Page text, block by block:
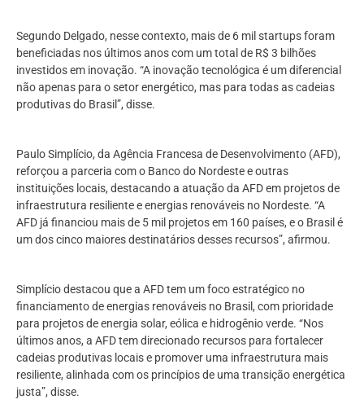
Segundo Delgado, nesse contexto, mais de 6 mil startups foram
beneficiadas nos últimos anos com um total de R$ 3 bilhões
investidos em inovação. “A inovação tecnológica é um diferencial
não apenas para o setor energético, mas para todas as cadeias
produtivas do Brasil”, disse.
Paulo Simplício, da Agência Francesa de Desenvolvimento (AFD),
reforçou a parceria com o Banco do Nordeste e outras
instituições locais, destacando a atuação da AFD em projetos de
infraestrutura resiliente e energias renováveis no Nordeste. “A
AFD já financiou mais de 5 mil projetos em 160 países, e o Brasil é
um dos cinco maiores destinatários desses recursos”, afirmou.
Simplício destacou que a AFD tem um foco estratégico no
financiamento de energias renováveis no Brasil, com prioridade
para projetos de energia solar, eólica e hidrogênio verde. “Nos
últimos anos, a AFD tem direcionado recursos para fortalecer
cadeias produtivas locais e promover uma infraestrutura mais
resiliente, alinhada com os princípios de uma transição energética
justa”, disse.